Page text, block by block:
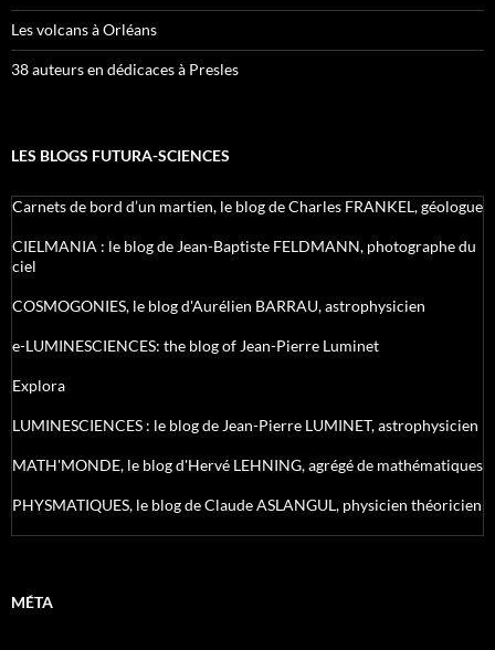
Les volcans à Orléans
38 auteurs en dédicaces à Presles
LES BLOGS FUTURA-SCIENCES
Carnets de bord d’un martien, le blog de Charles FRANKEL, géologue
CIELMANIA : le blog de Jean-Baptiste FELDMANN, photographe du
ciel
COSMOGONIES, le blog d'Aurélien BARRAU, astrophysicien
e-LUMINESCIENCES: the blog of Jean-Pierre Luminet
Explora
LUMINESCIENCES : le blog de Jean-Pierre LUMINET, astrophysicien
MATH'MONDE, le blog d'Hervé LEHNING, agrégé de mathématiques
PHYSMATIQUES, le blog de Claude ASLANGUL, physicien théoricien
MÉTA